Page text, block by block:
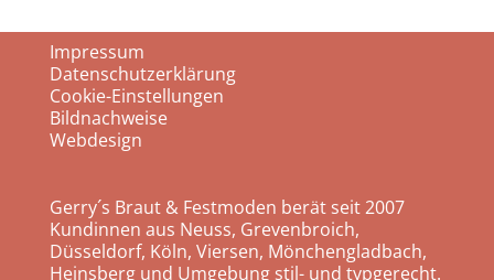
Impressum
Datenschutzerklärung
Cookie-Einstellungen
Bildnachweise
Webdesign
Gerry´s Braut & Festmoden berät seit 2007
Kundinnen aus Neuss, Grevenbroich,
Düsseldorf, Köln, Viersen, Mönchengladbach,
Heinsberg und Umgebung stil- und typgerecht.